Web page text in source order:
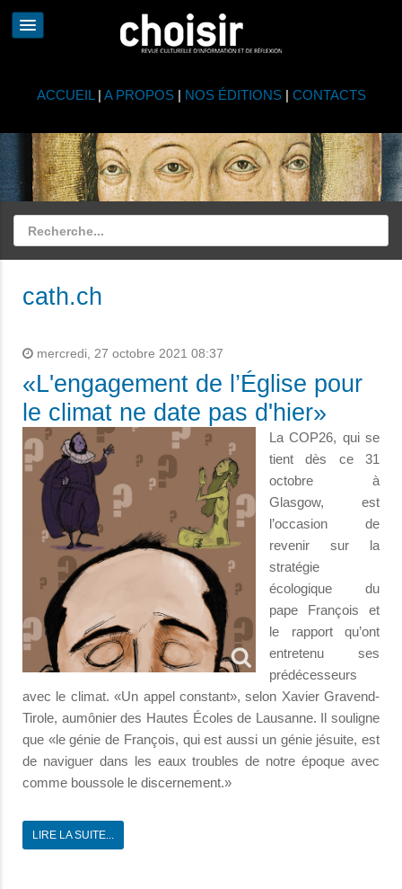
ACCUEIL | A PROPOS| NOS ÉDITIONS| CONTACTS
cath.ch
mercredi, 27 octobre 2021 08:37
«L'engagement de l’Église pour
le climat ne date pas d'hier»
La COP26, qui se
tient dès ce 31
octobre à
Glasgow, est
l’occasion de
revenir sur la
stratégie
écologique du
pape François et
le rapport qu’ont
entretenu ses
prédécesseurs
avec le climat. «Un appel constant», selon Xavier Gravend-
Tirole, aumônier des Hautes Écoles de Lausanne. Il souligne
que «le génie de François, qui est aussi un génie jésuite, est
de naviguer dans les eaux troubles de notre époque avec
comme boussole le discernement.»
LIRE LA SUITE...